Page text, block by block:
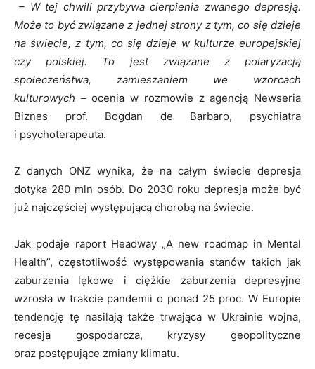
– W tej chwili przybywa cierpienia zwanego depresją.
Może to być związane z jednej strony z tym, co się dzieje
na świecie, z tym, co się dzieje w kulturze europejskiej
czy polskiej. To jest związane z polaryzacją
społeczeństwa, zamieszaniem we wzorcach
kulturowych –ocenia w rozmowie z agencją Newseria
Biznes prof. Bogdan de Barbaro, psychiatra
i psychoterapeuta.
Z danych ONZ wynika, że na całym świecie depresja
dotyka 280 mln osób. Do 2030 roku depresja może być
już najczęściej występującą chorobą na świecie.
Jak podaje raport Headway „A new roadmap in Mental
Health”, częstotliwość występowania stanów takich jak
zaburzenia lękowe i ciężkie zaburzenia depresyjne
wzrosła w trakcie pandemii o ponad 25 proc. W Europie
tendencję tę nasilają także trwająca w Ukrainie wojna,
recesja gospodarcza, kryzysy geopolityczne
oraz postępujące zmiany klimatu.